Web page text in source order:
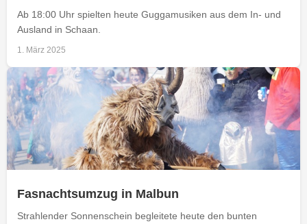
Ab 18:00 Uhr spielten heute Guggamusiken aus dem In- und
Ausland in Schaan.
1. März 2025
Fasnachtsumzug in Malbun
Strahlender Sonnenschein begleitete heute den bunten